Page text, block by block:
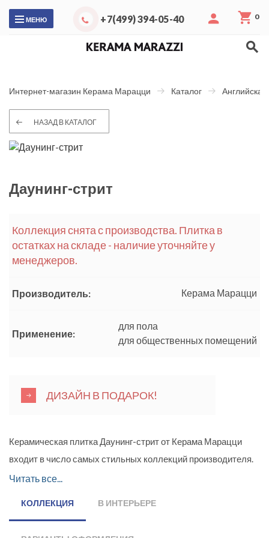
МЕНЮ +7(499) 394-05-40 0
Интернет-магазин Керама Марацци Каталог
НАЗАД В КАТАЛОГ
Даунинг-стрит
Коллекция снята с производства. Плитка в
остатках на складе - наличие уточняйте у
менеджеров.
Производитель: Керама Марацци
Применение:
для пола
для общественных помещений
ДИЗАЙН В ПОДАРОК!
Керамическая плитка Даунинг-стрит от Керама Марацци
входит в число самых стильных коллекций производителя.
Высокие технологии производства дали возможность
качества, износоустойчивую и элегантную. Для плитки
Читать все...
КОЛЛЕКЦИЯ В ИНТЕРЬЕРЕ